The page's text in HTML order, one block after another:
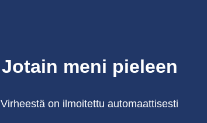
Jotain meni pieleen
Virheestä on ilmoitettu automaattisesti